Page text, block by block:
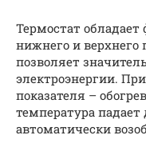
Термостат
нижнего и верхнего
позволяет
электроэнергии.
показателя –
температура
автоматически